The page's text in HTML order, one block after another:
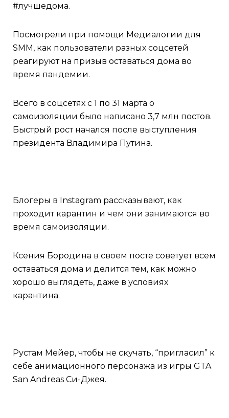
#лучшедома.
Посмотрели при помощи Медиалогии для
SMM, как пользователи разных соцсетей
реагируют на призыв оставаться дома во
время пандемии.
Всего в соцсетях с 1 по 31 марта о
самоизоляции было написано 3,7 млн постов.
Быстрый рост начался после выступления
президента Владимира Путина.
Блогеры в Instagram рассказывают, как
проходит карантин и чем они занимаются во
время самоизоляции.
Ксения Бородина в своем посте советует всем
оставаться дома и делится тем, как можно
хорошо выглядеть, даже в условиях
карантина.
Рустам Мейер, чтобы не скучать, “пригласил” к
себе анимационного персонажа из игры GTA
San Andreas Си-Джея.